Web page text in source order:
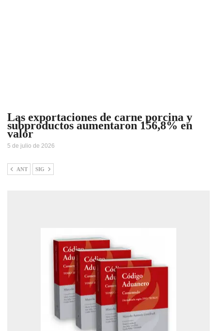
Las exportaciones de carne porcina y
subproductos aumentaron 156,8% en
valor
5 de julio de 2026
ANT SIG